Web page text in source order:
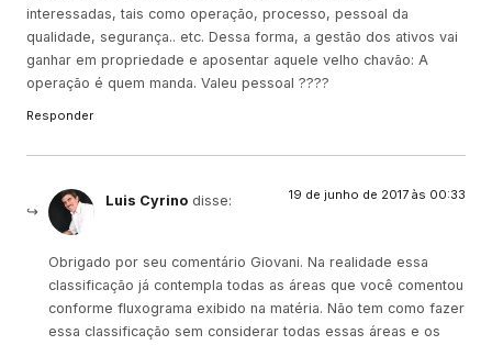
interessadas, tais como operação, processo, pessoal da
qualidade, segurança.. etc. Dessa forma, a gestão dos ativos vai
ganhar em propriedade e aposentar aquele velho chavão: A
operação é quem manda. Valeu pessoal ????
Responder
Luis Cyrino disse: 19 de junho de 2017 às 00:33
Obrigado por seu comentário Giovani. Na realidade essa
classificação já contempla todas as áreas que você comentou
conforme fluxograma exibido na matéria. Não tem como fazer
essa classificação sem considerar todas essas áreas e os